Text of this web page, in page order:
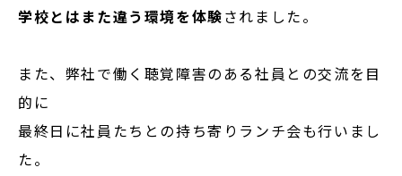
学校とはまた違う環境を体験されました。
また、弊社で働く聴覚障害のある社員との交流を目
的に
最終日に社員たちとの持ち寄りランチ会も行いまし
た。